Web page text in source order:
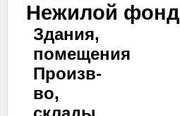
Нежилой фонд
Здания,
помещения
Произв-
во,